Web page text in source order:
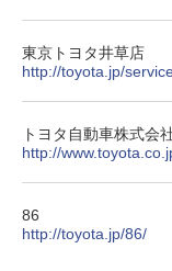
東京トヨタ井草店
http://toyota.jp/
トヨタ自動車株式会
http://
86
http://toyota.jp/86/